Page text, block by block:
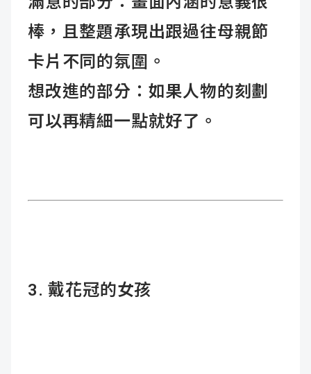
棒，且整題承現出跟過往母親節
卡片不同的氛圍。
想改進的部分：如果人物的刻劃
可以再精細一點就好了。
3. 戴花冠的女孩